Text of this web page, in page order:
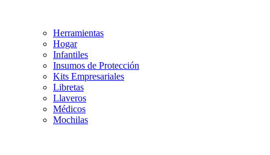
Herramientas
Hogar
Infantiles
Insumos de Protección
Kits Empresariales
Libretas
Llaveros
Médicos
Mochilas